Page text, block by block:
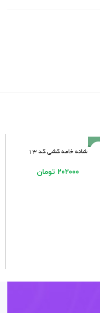
فروخته
شانه خامه کشی کد ۱۳
۲۰۲۰۰۰ تومان